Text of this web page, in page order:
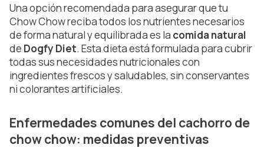
Una opción recomendada para asegurar que tu
Chow Chow reciba todos los nutrientes necesarios
de forma natural y equilibrada es la comida natural
de Dogfy Diet. Esta dieta está formulada para cubrir
todas sus necesidades nutricionales con
ingredientes frescos y saludables, sin conservantes
ni colorantes artificiales.
Enfermedades comunes del cachorro de
chow chow: medidas preventivas